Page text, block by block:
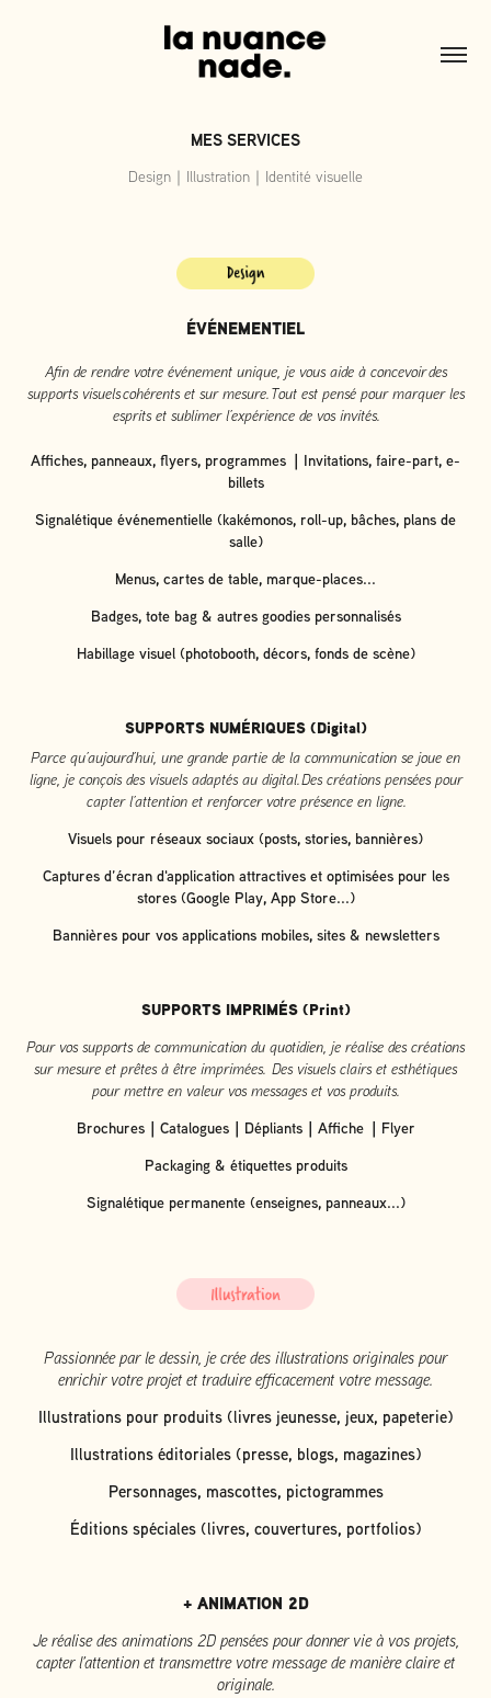
MES SERVICES
Design｜Illustration｜Identité visuelle
ÉVÉNEMENTIEL
Afin de rendre votre événement unique, je vous aide à concevoir des
supports visuels cohérents et sur mesure. Tout est pensé pour marquer les
esprits et sublimer l’expérience de vos invités.
Affiches, panneaux, flyers, programmes ｜Invitations, faire-part, e-
billets
Signalétique événementielle (kakémonos, roll-up, bâches, plans de
salle)
Menus, cartes de table, marque-places...
Badges, tote bag & autres goodies personnalisés
Habillage visuel (photobooth, décors, fonds de scène)
SUPPORTS NUMÉRIQUES (Digital)
Parce qu’aujourd’hui, une grande partie de la communication se joue en
ligne, je conçois des visuels adaptés au digital. Des créations pensées pour
capter l’attention et renforcer votre présence en ligne.
Visuels pour réseaux sociaux (posts, stories, bannières)
Captures d’écran d'application attractives et optimisées pour les
stores (Google Play, App Store...)
Bannières pour vos applications mobiles, sites & newsletters
SUPPORTS IMPRIMÉS (Print)
Pour vos supports de communication du quotidien, je réalise des créations
sur mesure et prêtes à être imprimées. Des visuels clairs et esthétiques
pour mettre en valeur vos messages et vos produits.
Brochures｜Catalogues｜Dépliants｜Affiche ｜Flyer
Packaging & étiquettes produits
Signalétique permanente (enseignes, panneaux...)
Passionnée par le dessin, je crée des illustrations originales pour
enrichir votre projet et traduire efficacement votre message.
Illustrations pour produits (livres jeunesse, jeux, papeterie)
Illustrations éditoriales (presse, blogs, magazines)
Personnages, mascottes, pictogrammes
Éditions spéciales (livres, couvertures, portfolios)
+ ANIMATION 2D
Je réalise des animations 2D pensées pour donner vie à vos projets,
capter l’attention et transmettre votre message de manière claire et
originale.